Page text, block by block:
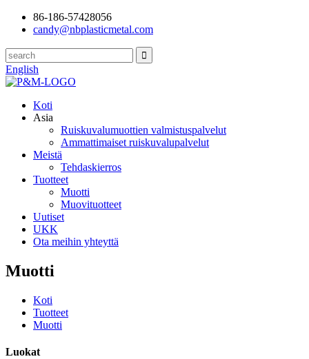
86-186-57428056
candy@nbplasticmetal.com
English
Koti
Asia
Ruiskuvalumuottien valmistuspalvelut
Ammattimaiset ruiskuvalupalvelut
Meistä
Tehdaskierros
Tuotteet
Muotti
Muovituotteet
Uutiset
UKK
Ota meihin yhteyttä
Muotti
Koti
Tuotteet
Muotti
Luokat